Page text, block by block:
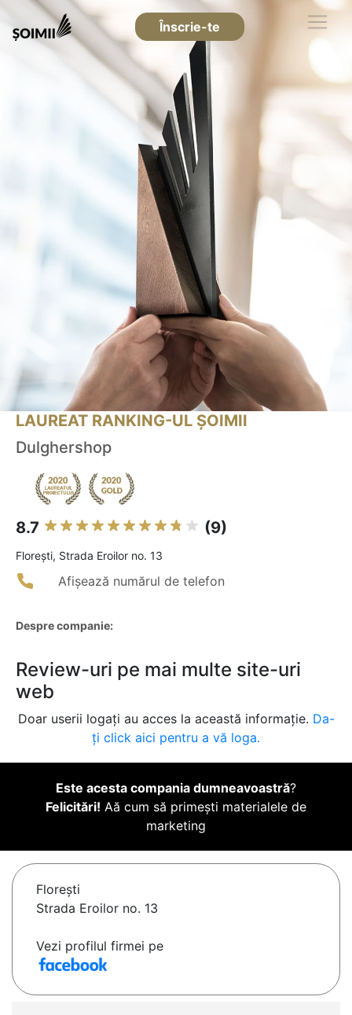
Înscrie-te
LAUREAT RANKING-UL ȘOIMII
Dulghershop
8.7 (9)
Floreşti, Strada Eroilor no. 13
Afișează numărul de telefon
Despre companie:
Review-uri pe mai multe site-uri
web
Doar userii logați au acces la această informație. Da-
ți click aici pentru a vă loga.
Este acesta compania dumneavoastră?
Felicitări! Aă cum să primești materialele de
marketing
Floreşti
Strada Eroilor no. 13
Vezi profilul firmei pe